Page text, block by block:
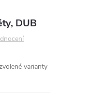
DUB
varianty